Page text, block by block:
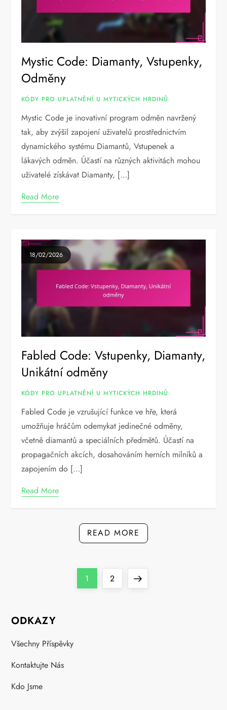
Mystic Code: Diamanty, Vstupenky,
Odměny
KÓDY PRO UPLATNĚNÍ U MYTICKÝCH HRDINŮ
Mystic Code je inovativní program odměn navržený
tak, aby zvýšil zapojení uživatelů prostřednictvím
dynamického systému Diamantů, Vstupenek a
lákavých odměn. Účastí na různých aktivitách mohou
uživatelé získávat Diamanty, […]
Read More
18/02/2026
Fabled Code: Vstupenky, Diamanty,
Unikátní odměny
KÓDY PRO UPLATNĚNÍ U MYTICKÝCH HRDINŮ
Fabled Code je vzrušující funkce ve hře, která
umožňuje hráčům odemykat jedinečné odměny,
včetně diamantů a speciálních předmětů. Účastí na
propagačních akcích, dosahováním herních milníků a
zapojením do […]
Read More
READ MORE
s
t
s
Page
1 Page
2
Next
ODKAZY
Všechny Příspěvky
Kontaktujte Nás
Kdo Jsme